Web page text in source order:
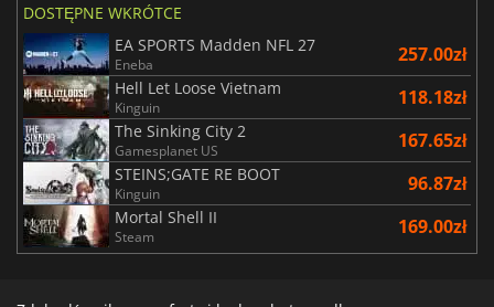
DOSTĘPNE WKRÓTCE
EA SPORTS Madden NFL 27
Eneba 257.00zł
Hell Let Loose Vietnam
Kinguin 118.18zł
The Sinking City 2
Gamesplanet US 167.65zł
STEINS;GATE RE BOOT
Kinguin 96.87zł
Mortal Shell II
Steam 169.00zł